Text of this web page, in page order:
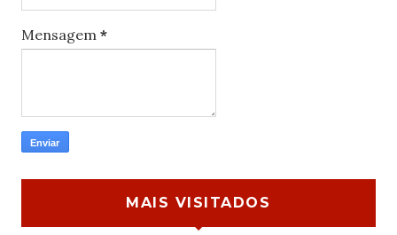
Mensagem *
MAIS VISITADOS